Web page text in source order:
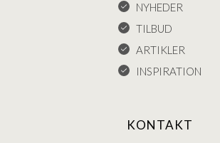
NYHEDER
TILBUD
ARTIKLER
INSPIRATION
KONTAKT